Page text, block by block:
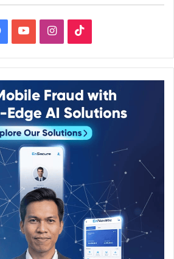
Facebook
YouTubeInstagram